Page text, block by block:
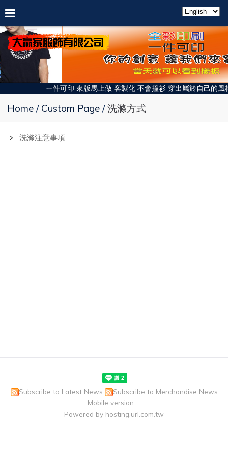
ㄧ件可印 來版馬上做 客製化 不會撞衫 穿出屬於自己的
Home Custom Page 洗滌方式
﹥ 洗滌注意事項
Subscribe to Latest News
Subscribe to Merchandise News
Mobile version
Powered by hosting.url.com.tw